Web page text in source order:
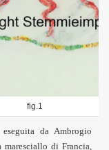
fig.1
da Ambrogio
di Francia,